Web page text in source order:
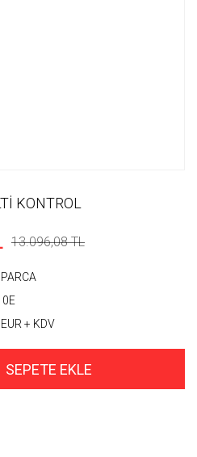
KONTROL
13.096,08 TL
+ KDV
SEPETE EKLE